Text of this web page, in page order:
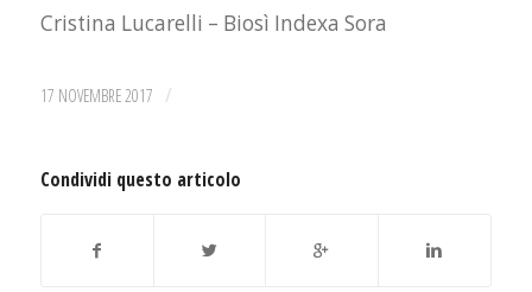
Cristina Lucarelli – Biosì Indexa Sora
17 NOVEMBRE 2017 /
Condividi questo articolo